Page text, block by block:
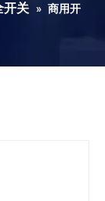
开关 » 商用开